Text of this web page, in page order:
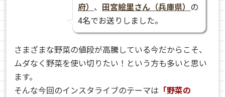
府） 、 田宮絵里さん（兵庫県） の
4名でお送りしました。
さまざまな野菜の値段が高騰している今だからこそ、
ムダなく野菜を使い切りたい！という方も多いと思い
ます。
そんな今回のインスタライブのテーマは 「野菜の